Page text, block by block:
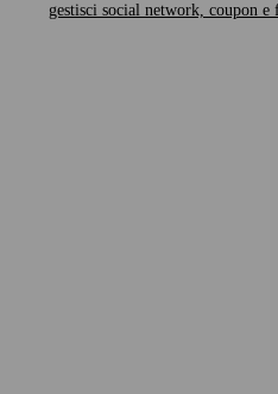
gestisci social network, coupon